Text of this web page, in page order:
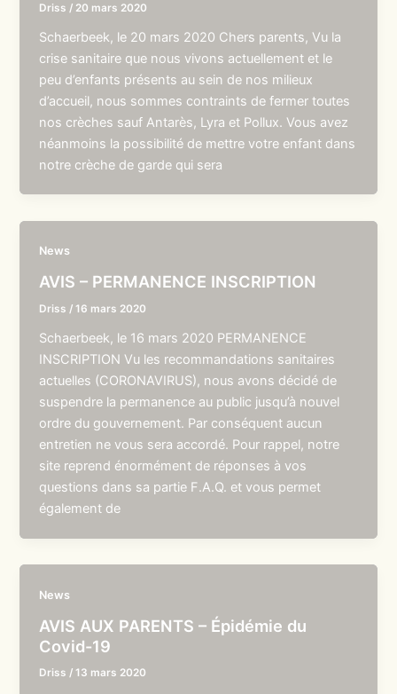
Driss / 20 mars 2020
Schaerbeek, le 20 mars 2020 Chers parents, Vu la
crise sanitaire que nous vivons actuellement et le
peu d’enfants présents au sein de nos milieux
d’accueil, nous sommes contraints de fermer toutes
nos crèches sauf Antarès, Lyra et Pollux. Vous avez
néanmoins la possibilité de mettre votre enfant dans
notre crèche de garde qui sera
News
AVIS – PERMANENCE INSCRIPTION
Driss /16 mars 2020
Schaerbeek, le 16 mars 2020 PERMANENCE
INSCRIPTION Vu les recommandations sanitaires
actuelles (CORONAVIRUS), nous avons décidé de
suspendre la permanence au public jusqu’à nouvel
ordre du gouvernement. Par conséquent aucun
entretien ne vous sera accordé. Pour rappel, notre
site reprend énormément de réponses à vos
questions dans sa partie F.A.Q. et vous permet
également de
News
AVIS AUX PARENTS – Épidémie du
Covid-19
Driss /13 mars 2020